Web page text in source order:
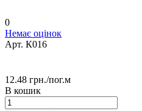
0
Немає оцінок
Арт. К016
12.48 грн./пог.м
В кошик